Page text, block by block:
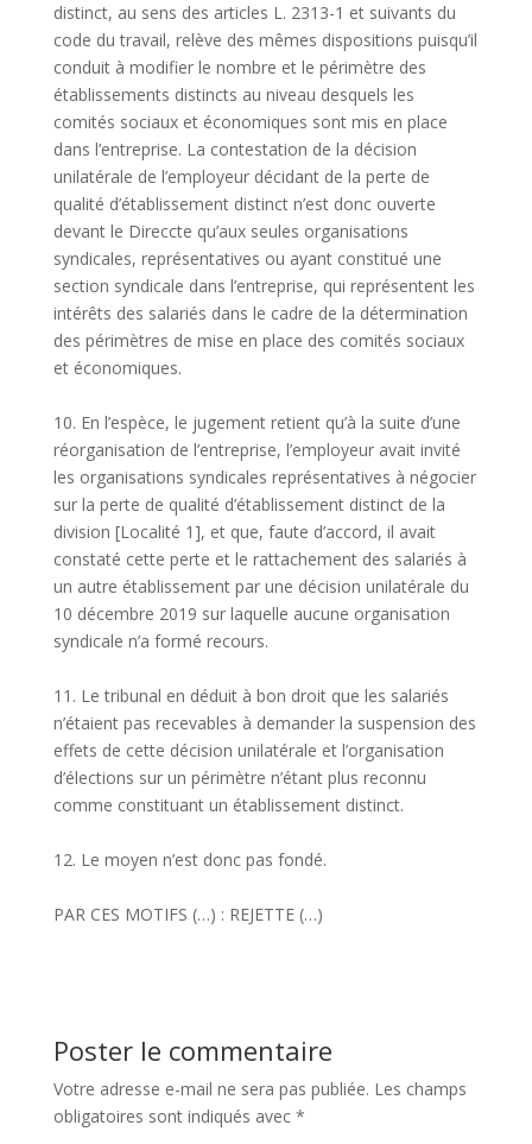
distinct, au sens des articles L. 2313-1 et suivants du
code du travail, relève des mêmes dispositions puisqu’il
conduit à modifier le nombre et le périmètre des
établissements distincts au niveau desquels les
comités sociaux et économiques sont mis en place
dans l’entreprise. La contestation de la décision
unilatérale de l’employeur décidant de la perte de
qualité d’établissement distinct n’est donc ouverte
devant le Direccte qu’aux seules organisations
syndicales, représentatives ou ayant constitué une
section syndicale dans l’entreprise, qui représentent les
intérêts des salariés dans le cadre de la détermination
des périmètres de mise en place des comités sociaux
et économiques.
10. En l’espèce, le jugement retient qu’à la suite d’une
réorganisation de l’entreprise, l’employeur avait invité
les organisations syndicales représentatives à négocier
sur la perte de qualité d’établissement distinct de la
division [Localité 1], et que, faute d’accord, il avait
constaté cette perte et le rattachement des salariés à
un autre établissement par une décision unilatérale du
10 décembre 2019 sur laquelle aucune organisation
syndicale n’a formé recours.
11. Le tribunal en déduit à bon droit que les salariés
n’étaient pas recevables à demander la suspension des
effets de cette décision unilatérale et l’organisation
d’élections sur un périmètre n’étant plus reconnu
comme constituant un établissement distinct.
12. Le moyen n’est donc pas fondé.
PAR CES MOTIFS (…) : REJETTE (…)
Poster le commentaire
Votre adresse e-mail ne sera pas publiée. Les champs
obligatoires sont indiqués avec *